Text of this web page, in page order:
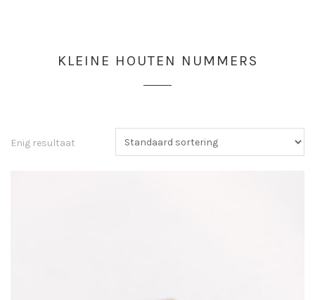
KLEINE HOUTEN NUMMERS
Enig resultaat